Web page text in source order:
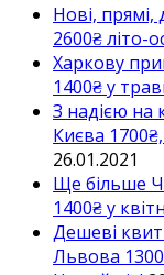
Нові,
2600₴ літо-
Харкову
1400₴ у
З надією на
Києва
26.01.2021
Ще більше
1400₴ у
Дешеві
Львова